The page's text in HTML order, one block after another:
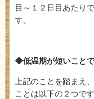
目～１２日目あたり
す。
◆低温期が短いこと
上記のことを踏まえ
ことは以下の２つです